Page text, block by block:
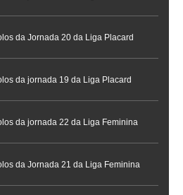
da Jornada 20 da Liga Placard
da jornada 19 da Liga Placard
da jornada 22 da Liga Feminina
da Jornada 21 da Liga Feminina